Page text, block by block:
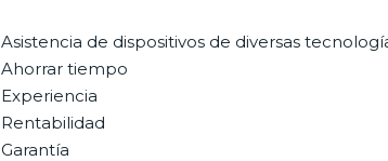
Asistencia de dispositivos de diversas
Ahorrar tiempo
Experiencia
Rentabilidad
Garantía